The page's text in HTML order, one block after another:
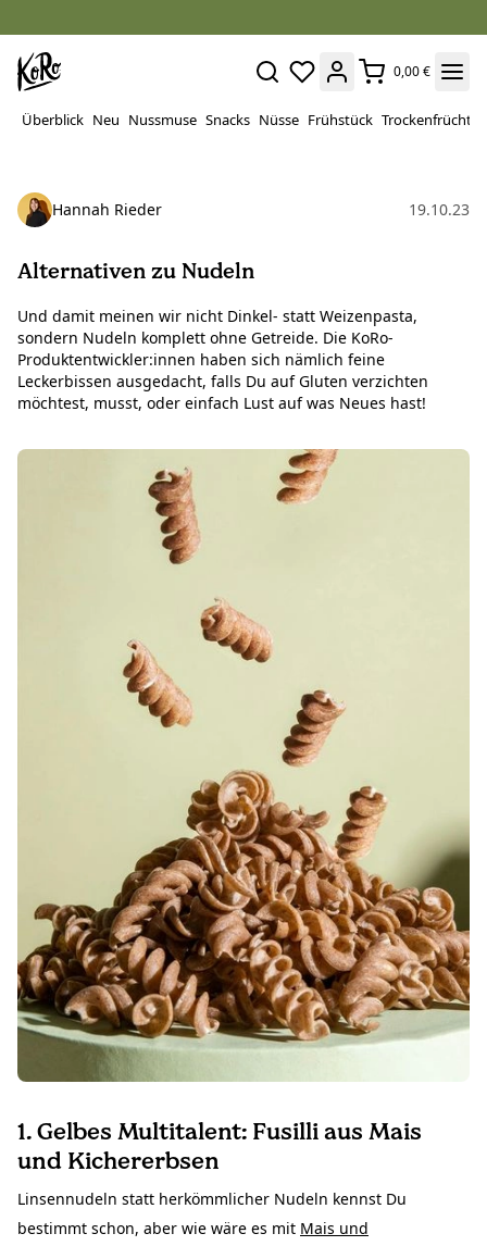
0,00 €
Überblick Neu Nussmuse Snacks Nüsse Frühstück Trockenfrüchte
Hannah Rieder 19.10.23
Alternativen zu Nudeln
Und damit meinen wir nicht Dinkel- statt Weizenpasta,
sondern Nudeln komplett ohne Getreide. Die KoRo-
Produktentwickler:innen haben sich nämlich feine
Leckerbissen ausgedacht, falls Du auf Gluten verzichten
möchtest, musst, oder einfach Lust auf was Neues hast!
1. Gelbes Multitalent: Fusilli aus Mais
und Kichererbsen
Linsennudeln statt herkömmlicher Nudeln kennst Du
bestimmt schon, aber wie wäre es mit Mais und